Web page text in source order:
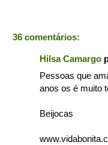
36 comentários:
Hilsa Camargo
Pessoas que
anos os é muito
Beijocas